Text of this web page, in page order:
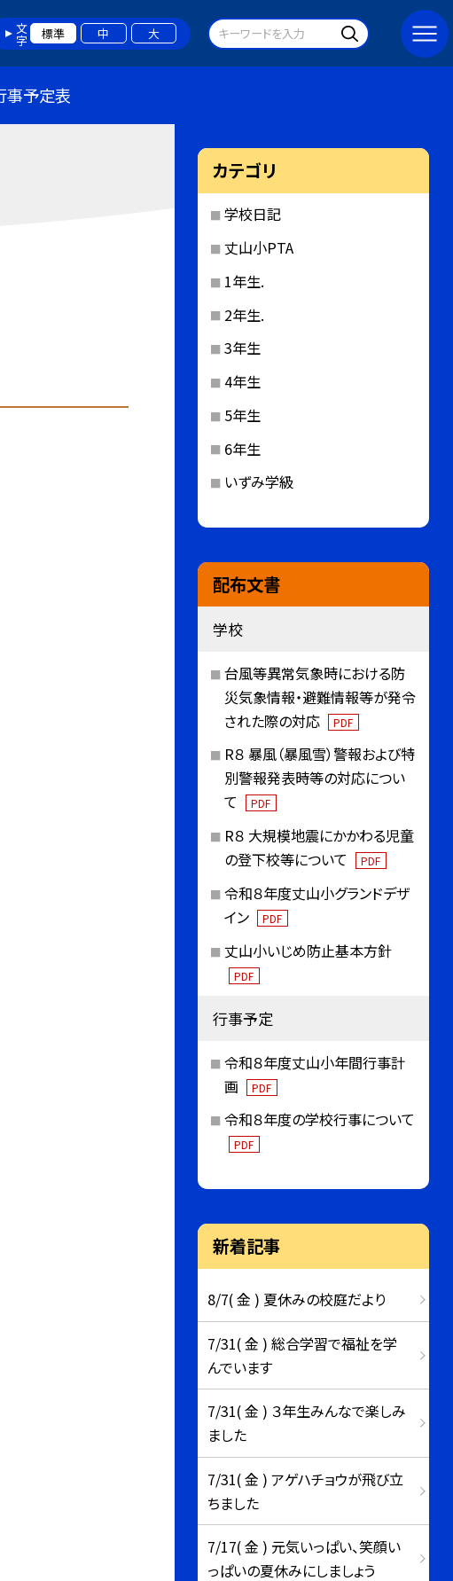
文字 標準 中 大
事予定表
カテゴリ
学校日記
丈山小PTA
1年生.
2年生.
3年生
4年生
5年生
6年生
いずみ学級
配布文書
学校
台風等異常気象時における防
災気象情報・避難情報等が発令
された際の対応
PDF
R８ 暴風（暴風雪）警報および特
別警報発表時等の対応につい
て
PDF
R８ 大規模地震にかかわる児童
の登下校等について
PDF
令和８年度丈山小グランドデザ
イン
PDF
丈山小いじめ防止基本方針
PDF
行事予定
令和８年度丈山小年間行事計
画
PDF
令和８年度の学校行事について
PDF
新着記事
8/7( 金 ) 夏休みの校庭だより
7/31( 金 ) 総合学習で福祉を学
んでいます
7/31( 金 ) ３年生みんなで楽しみ
ました
7/31( 金 ) アゲハチョウが飛び立
ちました
7/17( 金 ) 元気いっぱい、笑顔い
っぱいの夏休みにしましょう